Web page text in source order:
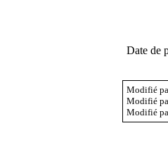
Date de
Modifié
Modifié
Modifié